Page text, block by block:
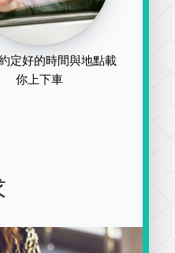
定好的時間與地點載
你上下車